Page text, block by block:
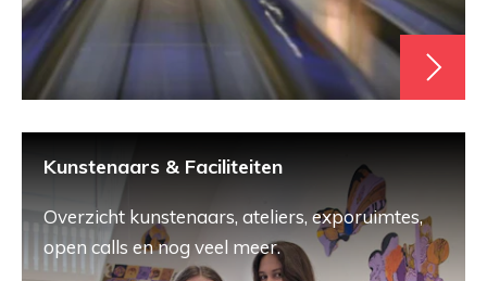
Kunstenaars & Faciliteiten
Overzicht kunstenaars, ateliers, exporuimtes,
open calls en nog veel meer.